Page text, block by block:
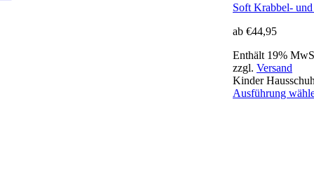
Soft Krabbel-
ab €44,95
Enthält 19%
zzgl. Versand
Kinder
Ausführung